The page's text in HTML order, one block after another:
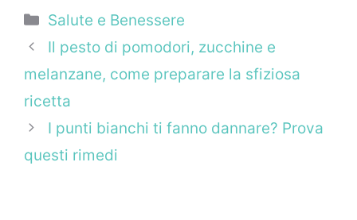
Categorie
Salute e Benessere
Il pesto di pomodori, zucchine e
melanzane, come preparare la sfiziosa
ricetta
I punti bianchi ti fanno dannare? Prova
questi rimedi